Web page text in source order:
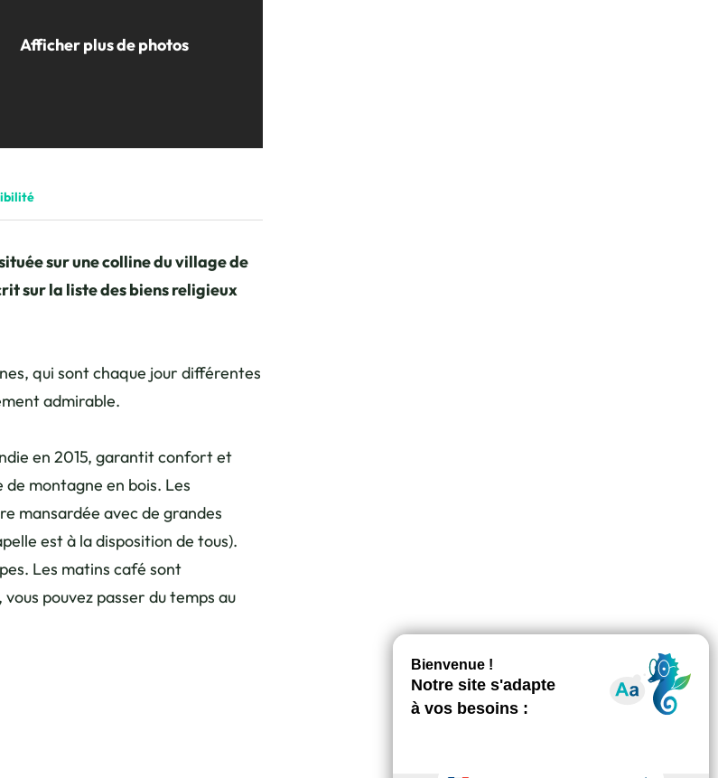
Afficher plus de photos
sur une colline du village de
sur la liste des biens religieux
qui sont chaque jour différentes
admirable.
en 2015, garantit confort et
montagne en bois. Les
mansardée avec de grandes
est à la disposition de tous).
Les matins café sont
pouvez passer du temps au